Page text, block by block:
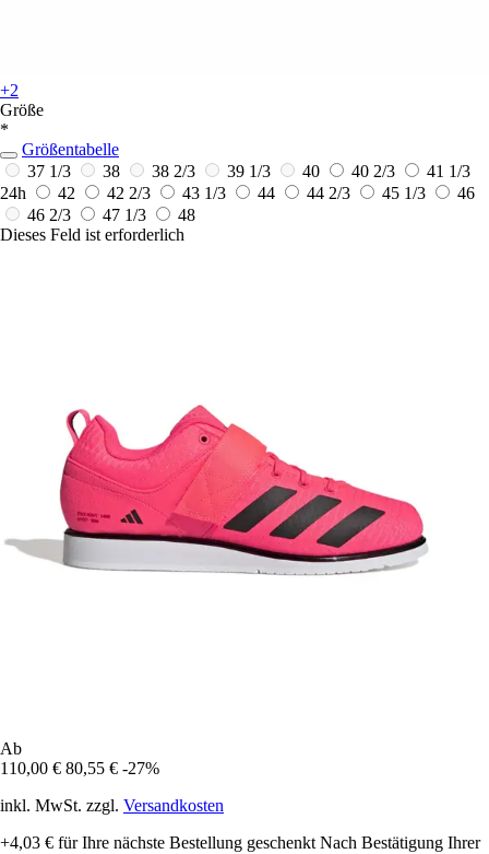
+2
Größe
*
Größentabelle
37 1/3
38 38 2/3 39 1/3 40 40 2/3
41 1/3
24h
42 42 2/3 43 1/3 44 44 2/3 45 1/3
46
46 2/3
47 1/3
48
Dieses Feld ist erforderlich
Ab
110,00 € 80,55 € -27%
inkl. MwSt. zzgl. Versandkosten
+4,03 € für Ihre nächste Bestellung geschenkt Nach Bestätigung Ihrer